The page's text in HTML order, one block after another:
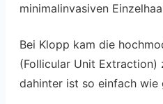
minimalinvasiven
Bei Klopp kam die
(Follicular Unit Extraction)
dahinter ist so einfach wie